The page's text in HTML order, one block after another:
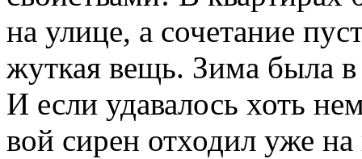
на улице, а сочетание
жуткая вещь. Зима была
И если удавалось хоть
вой сирен отходил уже на